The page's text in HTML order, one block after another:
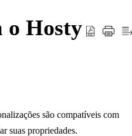
o Hosty
são compatíveis com
suas propriedades.